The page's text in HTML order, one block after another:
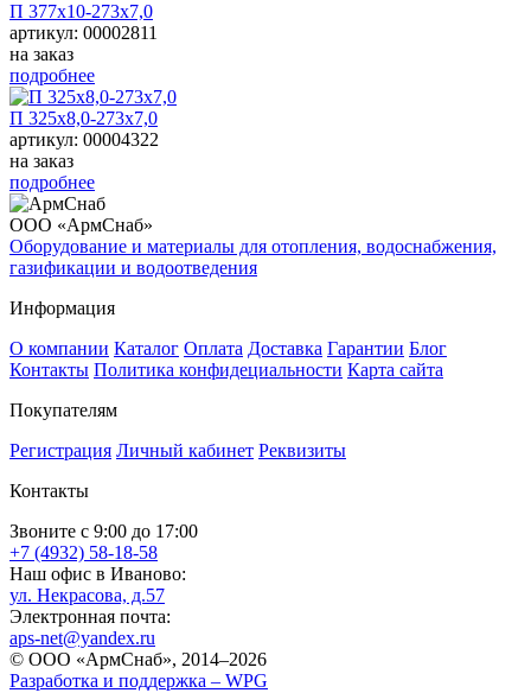
П 377х10-273х7,0
артикул: 00002811
на заказ
подробнее
П 325х8,0-273х7,0
артикул: 00004322
на заказ
подробнее
ООО «АрмСнаб»
Оборудование и материалы для отопления, водоснабжения,
газификации и водоотведения
Информация
О компании Каталог Оплата Доставка Гарантии Блог
Контакты Политика конфидециальности Карта сайта
Покупателям
Регистрация Личный кабинет Реквизиты
Контакты
Звоните с 9:00 до 17:00
+7 (4932) 58-18-58
Наш офис в Иваново:
ул. Некрасова, д.57
Электронная почта:
aps-net@yandex.ru
© ООО «АрмСнаб», 2014–2026
Разработка и поддержка – WPG